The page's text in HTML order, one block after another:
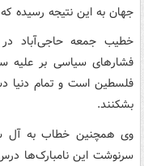
جهان به این نتیجه رسیده
خطیب جمعه حاجی‌آباد
فشارهای سیاسی بر علیه
فلسطین است و تمام دنیا
بشکنند.
وی همچنین خطاب به آل
سرنوشت این نامبارک‌ها